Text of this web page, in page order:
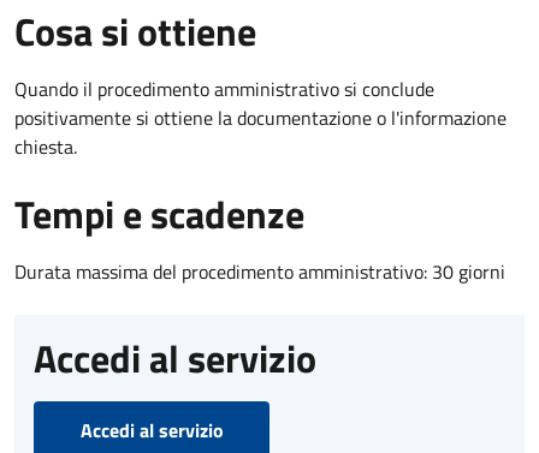
Cosa si ottiene
Quando il procedimento amministrativo si conclude
positivamente si ottiene la documentazione o l'informazione
chiesta.
Tempi e scadenze
Durata massima del procedimento amministrativo: 30 giorni
Accedi al servizio
Accedi al servizio